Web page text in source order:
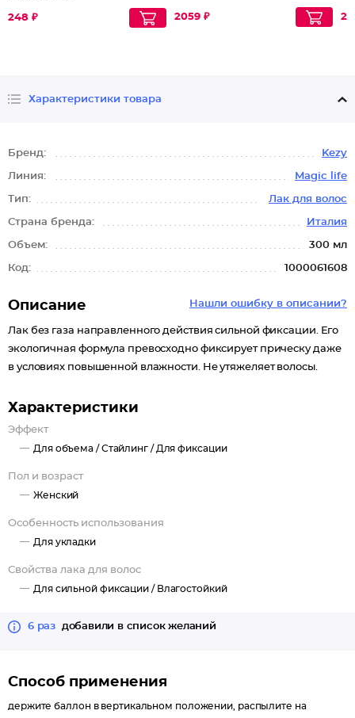
248 ₽ 2059 ₽
Характеристики товара
Бренд: Kezy
Линия: Magic life
Тип: Лак для волос
Страна бренда: Италия
Объем: 300 мл
Код: 1000061608
Нашли ошибку в описании?
Описание
Лак без газа направленного действия сильной фиксации. Его
экологичная формула превосходно фиксирует прическу даже
в условиях повышенной влажности. Не утяжеляет волосы.
Характеристики
Эффект
Для объема /Стайлинг / Для фиксации
Пол и возраст
Женский
Особенность использования
Для укладки
Свойства лака для волос
Для сильной фиксации / Влагостойкий
6 раз добавили в список желаний
Способ применения
держите баллон в вертикальном положении, распылите на